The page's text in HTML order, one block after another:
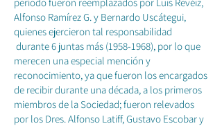
Alfonso Ramírez G. y Bernardo Uscátegui,
quienes ejercieron tal responsabilidad
durante 6 juntas más (1958-1968), por lo que
merecen una especial mención y
reconocimiento, ya que fueron los encargados
de recibir durante una década, a los primeros
miembros de la Sociedad; fueron relevados
por los Dres. Alfonso Latiff, Gustavo Escobar y